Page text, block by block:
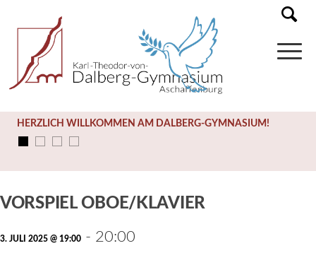
HERZLICH WILLKOMMEN AM DALBERG-GYMNASIUM!
Diese Veranstaltung hat bereits stattgefunden.
VORSPIEL OBOE/KLAVIER
3. JULI 2025 @ 19:00 - 20:00